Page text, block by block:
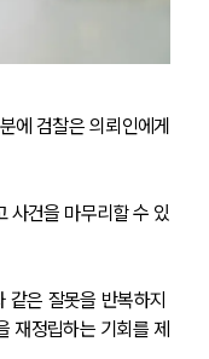
에 검찰은 의뢰인에게
사건을 마무리할 수 있
은 잘못을 반복하지
재정립하는 기회를 제